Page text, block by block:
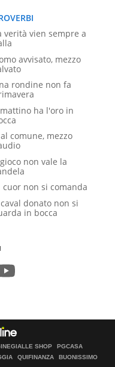
verità vien sempre a
avvisato, mezzo
rondine non fa
ha l'oro in
comune, mezzo
non vale la
cuor non si comanda
donato non si
in bocca
SHOP
PGCASA
QUIFINANZA
BUONISSIMO